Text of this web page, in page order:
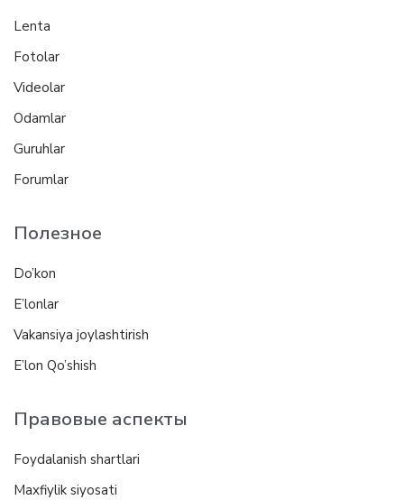
Lenta
Fotolar
Videolar
Odamlar
Guruhlar
Forumlar
Полезное
Do’kon
E’lonlar
Vakansiya joylashtirish
E’lon Qo’shish
Правовые аспекты
Foydalanish shartlari
Maxfiylik siyosati